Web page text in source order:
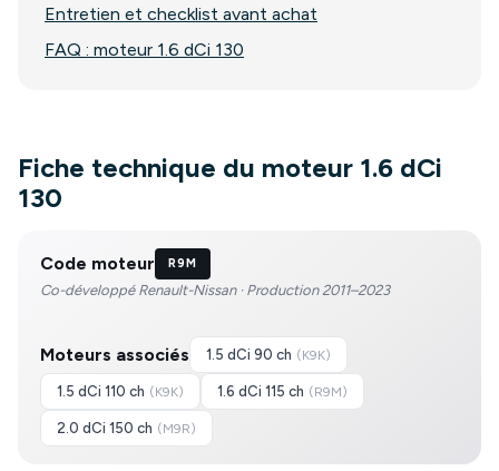
Entretien et checklist avant achat
FAQ : moteur 1.6 dCi 130
Fiche technique du moteur 1.6 dCi
130
Code moteur R9M
Co-développé Renault-Nissan · Production 2011–2023
Moteurs associés 1.5 dCi 90 ch (K9K)
1.5 dCi 110 ch (K9K) 1.6 dCi 115 ch (R9M)
2.0 dCi 150 ch (M9R)